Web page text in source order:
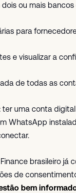
ou mais
para
e visualizar a
de todas as
uma conta
WhatsApp
brasileiro
de
bem